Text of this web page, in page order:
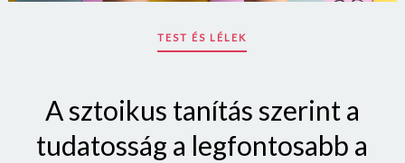
TEST ÉS LÉLEK
A sztoikus tanítás szerint a
tudatosság a legfontosabb a